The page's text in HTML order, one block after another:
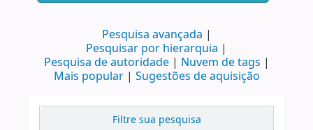
Pesquisa avançada
Pesquisar por hierarquia
Pesquisa de autoridade
Nuvem de tags
Mais popular
Sugestões de aquisição
Filtre sua pesquisa